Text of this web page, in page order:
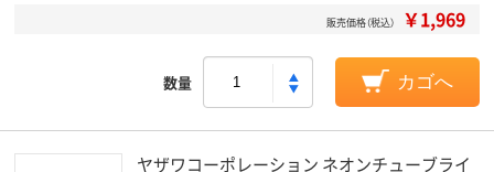
販売価格（税込） ￥1,969
数量 カゴへ
ヤザワコーポレーション ネオンチューブライ